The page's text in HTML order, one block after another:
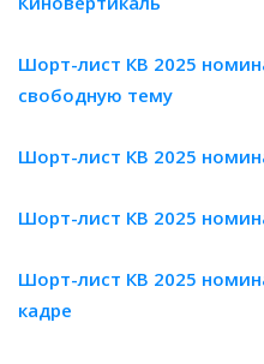
Шорт-лист КВ 2025
свободную тему
Шорт-лист КВ 2025
Шорт-лист КВ 2025
Шорт-лист КВ 2025
кадре